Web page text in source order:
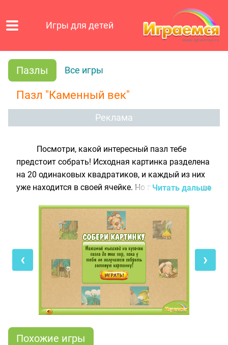
Игры для детей
Пазлы Все игры
Пазл "Каменный век"
Реклама
Посмотри, какой интересный пазл тебе
предстоит собрать! Исходная картинка разделена
на 20 одинаковых квадратиков, и каждый из них
уже находится в своей ячейке. Но почему же тогда
детальки пазла стоят в неправильном положении:
некоторые перевёрнуты вверх ногами, другие
повёрнуты на 90 градусов влево или вправо!
Чтобы поставить квадратики правильно, щёлкай
по ним мышкой, и они будут вращаться по
часовой стрелке. И когда красочная картинка
полностью сложится, ты сможешь увидеть на ней
мультяшных героев из каменного века!
Читать дальше
‹ ›
Похожие игры